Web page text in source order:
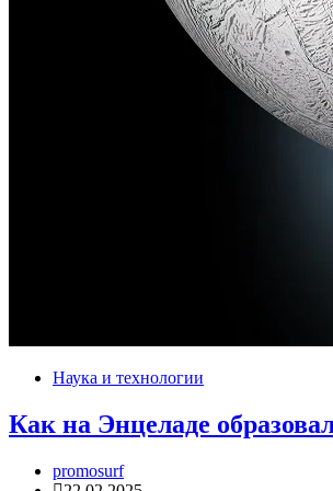
Наука и технологии
Как на Энцеладе
promosurf